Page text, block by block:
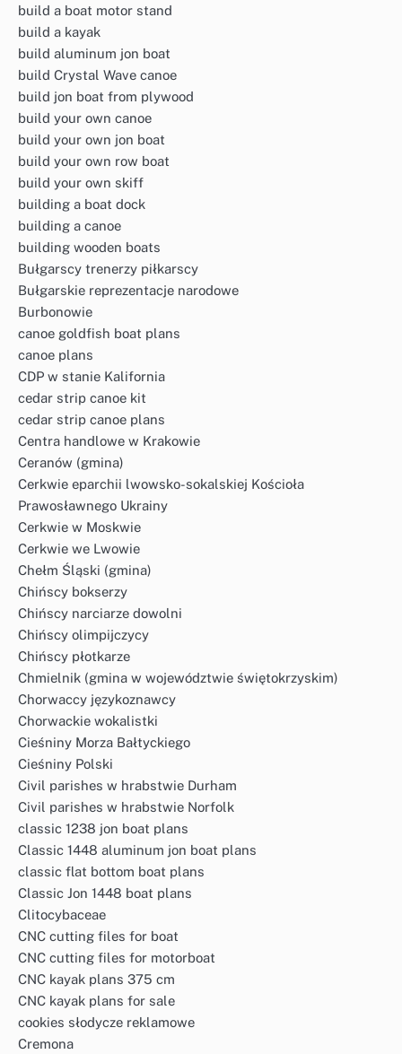
build a boat motor stand
build a kayak
build aluminum jon boat
build Crystal Wave canoe
build jon boat from plywood
build your own canoe
build your own jon boat
build your own row boat
build your own skiff
building a boat dock
building a canoe
building wooden boats
Bułgarscy trenerzy piłkarscy
Bułgarskie reprezentacje narodowe
Burbonowie
canoe goldfish boat plans
canoe plans
CDP w stanie Kalifornia
cedar strip canoe kit
cedar strip canoe plans
Centra handlowe w Krakowie
Ceranów (gmina)
Cerkwie eparchii lwowsko-sokalskiej Kościoła
Prawosławnego Ukrainy
Cerkwie w Moskwie
Cerkwie we Lwowie
Chełm Śląski (gmina)
Chińscy bokserzy
Chińscy narciarze dowolni
Chińscy olimpijczycy
Chińscy płotkarze
Chmielnik (gmina w województwie świętokrzyskim)
Chorwaccy językoznawcy
Chorwackie wokalistki
Cieśniny Morza Bałtyckiego
Cieśniny Polski
Civil parishes w hrabstwie Durham
Civil parishes w hrabstwie Norfolk
classic 1238 jon boat plans
Classic 1448 aluminum jon boat plans
classic flat bottom boat plans
Classic Jon 1448 boat plans
Clitocybaceae
CNC cutting files for boat
CNC cutting files for motorboat
CNC kayak plans 375 cm
CNC kayak plans for sale
cookies słodycze reklamowe
Cremona